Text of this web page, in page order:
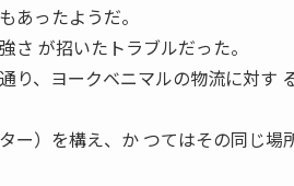
ったようだ。
が招いたトラブルだった。
、ヨークベニマルの物流に対す
ー）を構え、か つてはその同じ場